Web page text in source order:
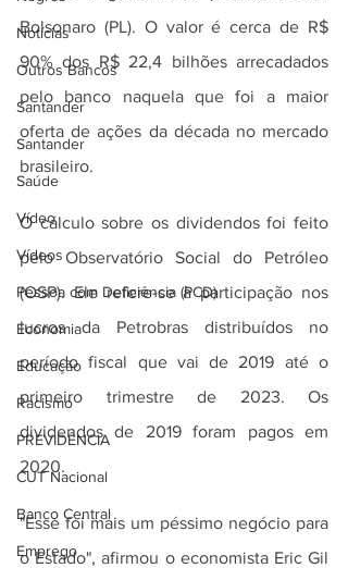
Notícias
Outros Bancos
Santander
Santander
Saúde
Vídeo
Vídeos
Pessoa com Deficiência (PCD)
Economia
Educação
Racismo
PREVIDÊNCIA
CUT Nacional
Banco Central
Emprego
Bolsonaro (PL). O valor é cerca de R$
90% dos R$ 22,4 bilhões arrecadados
pelo banco naquela que foi a maior
oferta de ações da década no mercado
brasileiro.
O cálculo sobre os dividendos foi feito
pelo Observatório Social do Petróleo
(OSP). Ele refere-se à participação nos
lucros da Petrobras distribuídos no
período fiscal que vai de 2019 até o
primeiro trimestre de 2023. Os
dividendos de 2019 foram pagos em
2020.
"Esse foi mais um péssimo negócio para
o Estado", afirmou o economista Eric Gil